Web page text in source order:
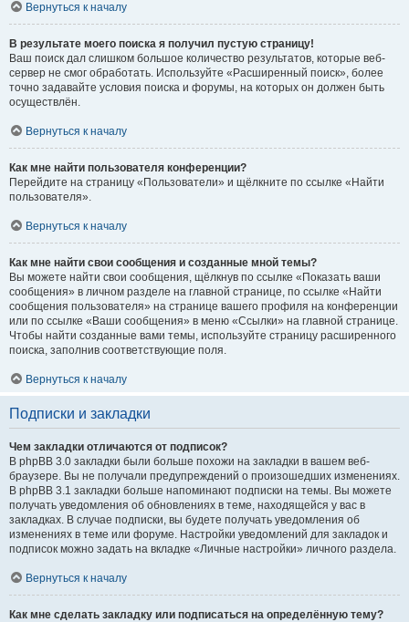
Вернуться к началу
В результате моего поиска я получил пустую страницу!
Ваш поиск дал слишком большое количество результатов, которые веб-
сервер не смог обработать. Используйте «Расширенный поиск», более
точно задавайте условия поиска и форумы, на которых он должен быть
осуществлён.
Вернуться к началу
Как мне найти пользователя конференции?
Перейдите на страницу «Пользователи» и щёлкните по ссылке «Найти
пользователя».
Вернуться к началу
Как мне найти свои сообщения и созданные мной темы?
Вы можете найти свои сообщения, щёлкнув по ссылке «Показать ваши
сообщения» в личном разделе на главной странице, по ссылке «Найти
сообщения пользователя» на странице вашего профиля на конференции
или по ссылке «Ваши сообщения» в меню «Ссылки» на главной странице.
Чтобы найти созданные вами темы, используйте страницу расширенного
поиска, заполнив соответствующие поля.
Вернуться к началу
Подписки и закладки
Чем закладки отличаются от подписок?
В phpBB 3.0 закладки были больше похожи на закладки в вашем веб-
браузере. Вы не получали предупреждений о произошедших изменениях.
В phpBB 3.1 закладки больше напоминают подписки на темы. Вы можете
получать уведомления об обновлениях в теме, находящейся у вас в
закладках. В случае подписки, вы будете получать уведомления об
изменениях в теме или форуме. Настройки уведомлений для закладок и
подписок можно задать на вкладке «Личные настройки» личного раздела.
Вернуться к началу
Как мне сделать закладку или подписаться на определённую тему?